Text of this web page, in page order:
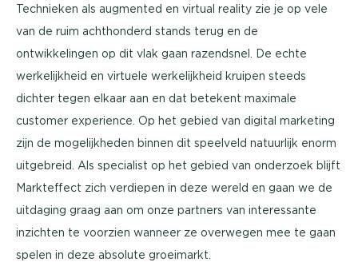
Technieken als augmented en virtual reality zie je op vele
van de ruim achthonderd stands terug en de
ontwikkelingen op dit vlak gaan razendsnel. De echte
werkelijkheid en virtuele werkelijkheid kruipen steeds
dichter tegen elkaar aan en dat betekent maximale
customer experience. Op het gebied van digital marketing
zijn de mogelijkheden binnen dit speelveld natuurlijk enorm
uitgebreid. Als specialist op het gebied van onderzoek blijft
Markteffect zich verdiepen in deze wereld en gaan we de
uitdaging graag aan om onze partners van interessante
inzichten te voorzien wanneer ze overwegen mee te gaan
spelen in deze absolute groeimarkt.